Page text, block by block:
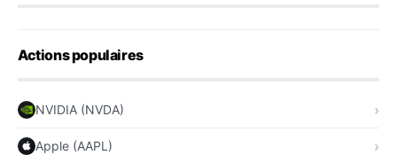
Actions populaires
NVIDIA (NVDA)
Apple (AAPL)